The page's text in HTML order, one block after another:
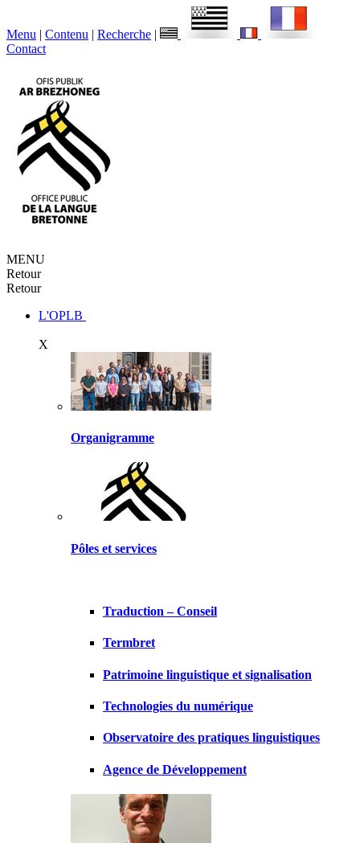
Menu | Contenu | Recherche |
Contact
MENU
Retour
Retour
L'OPLB
X
Organigramme
Pôles et services
Traduction – Conseil
Termbret
Patrimoine linguistique et signalisation
Technologies du numérique
Observatoire des pratiques linguistiques
Agence de Développement